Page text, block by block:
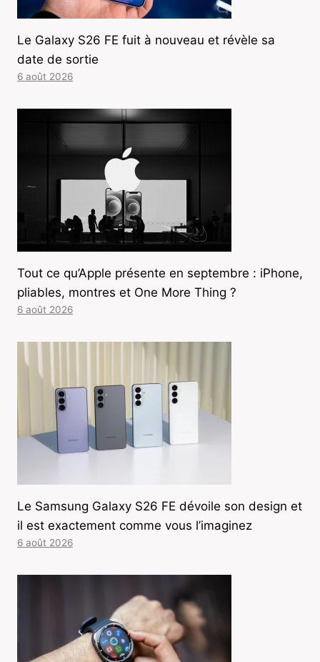
Le Galaxy S26 FE fuit à nouveau et révèle sa
date de sortie
6 août 2026
Tout ce qu’Apple présente en septembre : iPhone,
pliables, montres et One More Thing ?
6 août 2026
Le Samsung Galaxy S26 FE dévoile son design et
il est exactement comme vous l’imaginez
6 août 2026